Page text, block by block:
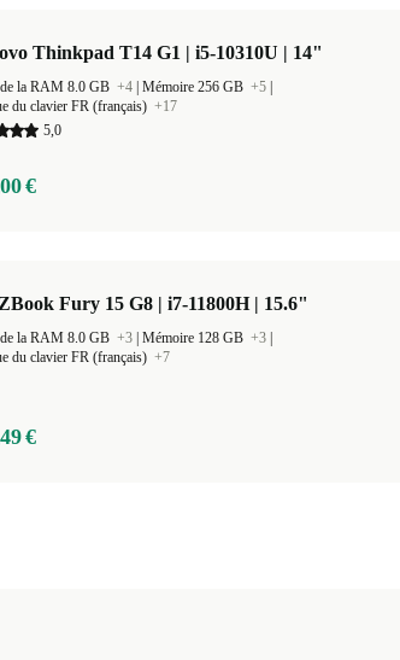
Thinkpad T14 G1 | i5-10310U | 14"
la RAM 8.0 GB +4 Mémoire 256 GB +5
du clavier FR (français) +17
5,0
€
Fury 15 G8 | i7-11800H | 15.6"
la RAM 8.0 GB +3 Mémoire 128 GB +3
du clavier FR (français) +7
€